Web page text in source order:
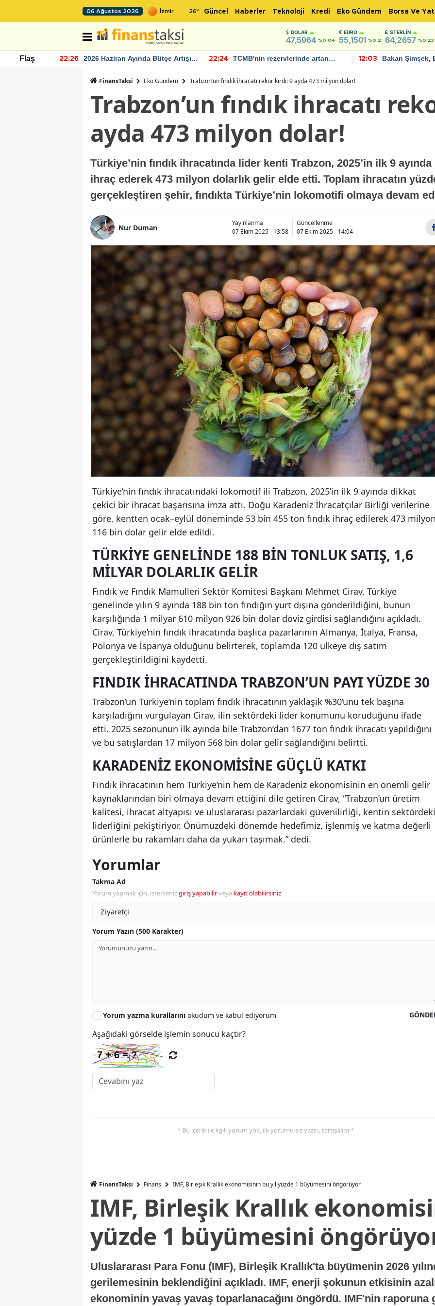
06 Ağustos 2026 26° Güncel Haberler Teknoloji Kredi Eko Gündem Borsa Ve
DOLAR
47,5964 %0.04
EURO
55,1501 %0.2
STERLIN
64,2657 %0.23
Flaş 22:26
2026 Haziran Ayında Bütçe Artışı
22:24
TCMB'nin rezervlerinde artan
12:03
Bakan Şimşek,
FinansTaksi Eko Gündem Trabzon’un fındık ihracatı rekor kırdı: 9 ayda 473 milyon dolar!
Trabzon’un fındık ihracatı
ayda 473 milyon dolar!
Türkiye’nin fındık ihracatında lider kenti Trabzon, 2025’in ilk 9 ayında
ihraç ederek 473 milyon dolarlık gelir elde etti. Toplam ihracatın
gerçekleştiren şehir, fındıkta Türkiye’nin lokomotifi olmaya devam
Nur Duman
Yayınlanma
07 Ekim 2025 - 13:58
Güncellenme
07 Ekim 2025 - 14:04
Türkiye’nin fındık ihracatındaki lokomotif ili Trabzon, 2025’in ilk 9 ayında dikkat
çekici bir ihracat başarısına imza attı. Doğu Karadeniz İhracatçılar Birliği verilerine
göre, kentten ocak–eylül döneminde 53 bin 455 ton fındık ihraç edilerek 473
116 bin dolar gelir elde edildi.
TÜRKIYE GENELINDE 188 BIN TONLUK SATIŞ, 1,6
MILYAR DOLARLIK GELIR
Fındık ve Fındık Mamulleri Sektör Komitesi Başkanı Mehmet Cirav, Türkiye
genelinde yılın 9 ayında 188 bin ton fındığın yurt dışına gönderildiğini, bunun
karşılığında 1 milyar 610 milyon 926 bin dolar döviz girdisi sağlandığını açıkladı.
Cirav, Türkiye’nin fındık ihracatında başlıca pazarlarının Almanya, İtalya, Fransa,
Polonya ve İspanya olduğunu belirterek, toplamda 120 ülkeye dış satım
gerçekleştirildiğini kaydetti.
FINDIK IHRACATINDA TRABZON’UN PAYI YÜZDE 30
Trabzon’un Türkiye’nin toplam fındık ihracatının yaklaşık %30’unu tek başına
karşıladığını vurgulayan Cirav, ilin sektördeki lider konumunu koruduğunu ifade
etti. 2025 sezonunun ilk ayında bile Trabzon’dan 1677 ton fındık ihracatı yapıldığını
ve bu satışlardan 17 milyon 568 bin dolar gelir sağlandığını belirtti.
KARADENIZ EKONOMISINE GÜÇLÜ KATKI
Fındık ihracatının hem Türkiye’nin hem de Karadeniz ekonomisinin en önemli gelir
kaynaklarından biri olmaya devam ettiğini dile getiren Cirav, “Trabzon’un üretim
kalitesi, ihracat altyapısı ve uluslararası pazarlardaki güvenilirliği, kentin sektördeki
liderliğini pekiştiriyor. Önümüzdeki dönemde hedefimiz, işlenmiş ve katma değerli
ürünlerle bu rakamları daha da yukarı taşımak.” dedi.
Yorumlar
Takma Ad
Yorum yapmak için, istersenizgiriş yapabilirveya kayıt olabilirsiniz.
Yorum Yazın (500 Karakter)
Yorum yazma kurallarını okudum ve kabul ediyorum
Aşağıdaki görselde işlemin sonucu kaçtır?
* Bu içerik ile ilgili yorum yok, ilk yorumu siz yazın, tartışalım *
FinansTaksi Finans IMF, Birleşik Krallık ekonomisinin bu yıl yüzde 1 büyümesini öngörüyor
IMF, Birleşik Krallık
yüzde 1 büyümesini
Uluslararası Para Fonu (IMF), Birleşik Krallık'ta büyümenin 2026
gerilemesinin beklendiğini açıkladı. IMF, enerji şokunun etkisinin
ekonominin yavaş yavaş toparlanacağını öngördü. IMF'nin raporuna